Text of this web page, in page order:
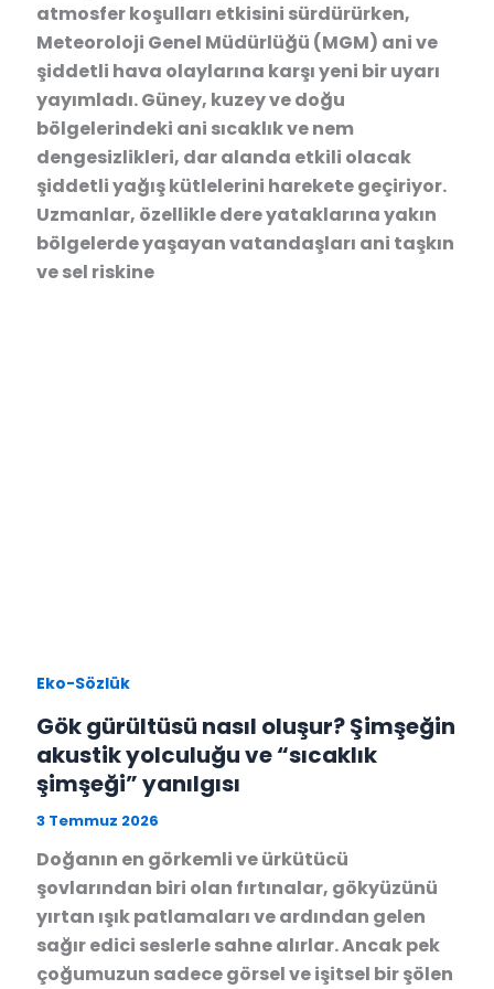
atmosfer koşulları etkisini sürdürürken,
Meteoroloji Genel Müdürlüğü (MGM) ani ve
şiddetli hava olaylarına karşı yeni bir uyarı
yayımladı. Güney, kuzey ve doğu
bölgelerindeki ani sıcaklık ve nem
dengesizlikleri, dar alanda etkili olacak
şiddetli yağış kütlelerini harekete geçiriyor.
Uzmanlar, özellikle dere yataklarına yakın
bölgelerde yaşayan vatandaşları ani taşkın
ve sel riskine
Eko-Sözlük
Gök gürültüsü nasıl oluşur? Şimşeğin
akustik yolculuğu ve “sıcaklık
şimşeği” yanılgısı
3 Temmuz 2026
Doğanın en görkemli ve ürkütücü
şovlarından biri olan fırtınalar, gökyüzünü
yırtan ışık patlamaları ve ardından gelen
sağır edici seslerle sahne alırlar. Ancak pek
çoğumuzun sadece görsel ve işitsel bir şölen